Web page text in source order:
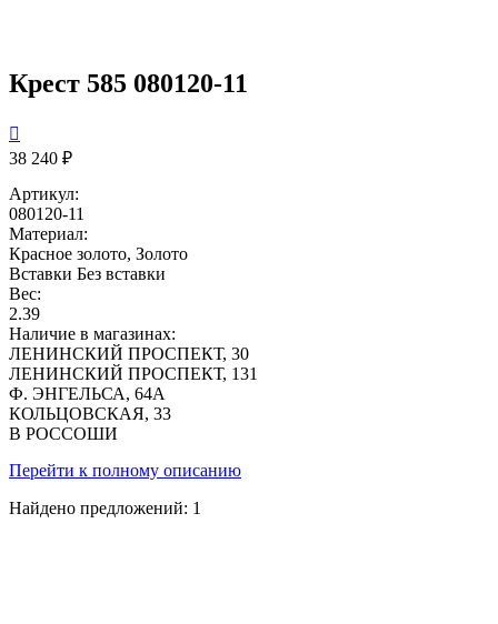
Крест 585 080120-11

38 240 ₽
Артикул:
080120-11
Материал:
Красное золото, Золото
Вставки Без вставки
Вес:
2.39
Наличие в магазинах:
ЛЕНИНСКИЙ ПРОСПЕКТ, 30
ЛЕНИНСКИЙ ПРОСПЕКТ, 131
Ф. ЭНГЕЛЬСА, 64А
КОЛЬЦОВСКАЯ, 33
В РОССОШИ
Перейти к полному описанию
Найдено предложений: 1